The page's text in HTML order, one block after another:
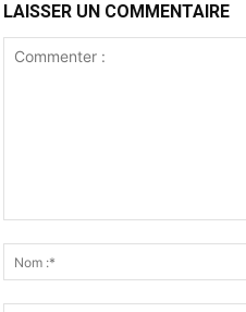
LAISSER UN COMMENTAIRE